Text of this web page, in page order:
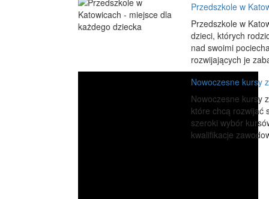
Przedszkole w
Przedszkole w
dzieci, których
nad swoimi
rozwijających je
Nowoczesne kursy
Nowoczesne kursy
które chcą rozwijać
szeroki wybór
kwalifikacje